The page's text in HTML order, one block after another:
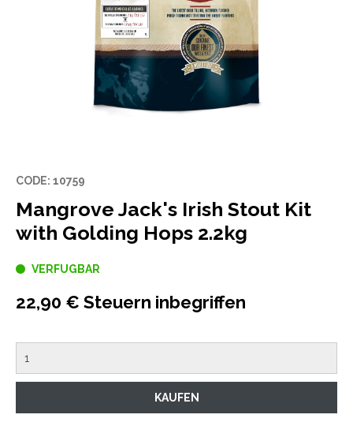
CODE: 10759
Mangrove Jack's Irish Stout Kit
with Golding Hops 2.2kg
VERFUGBAR
22,90 € Steuern inbegriffen